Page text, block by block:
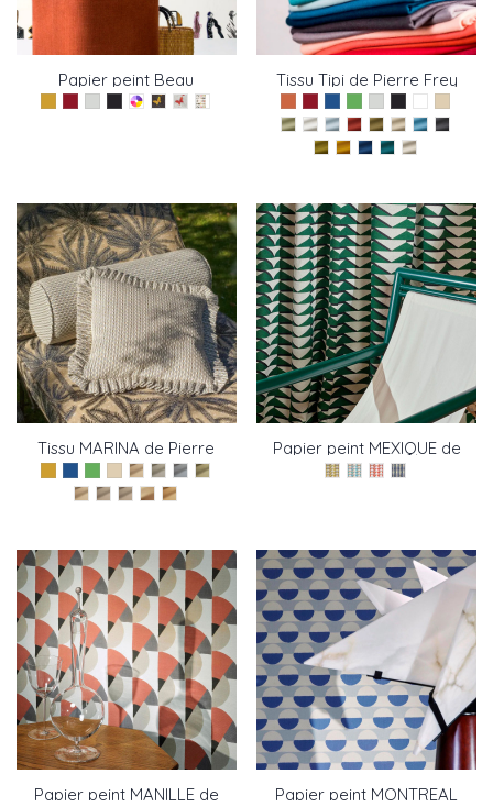
Papier peint Beau
monde de Pierre frey
Tissu Tipi de Pierre Frey
Tissu MARINA de Pierre
Frey
Papier peint MEXIQUE de
Pierre Frey
Papier peint MANILLE de
Papier peint MONTREAL